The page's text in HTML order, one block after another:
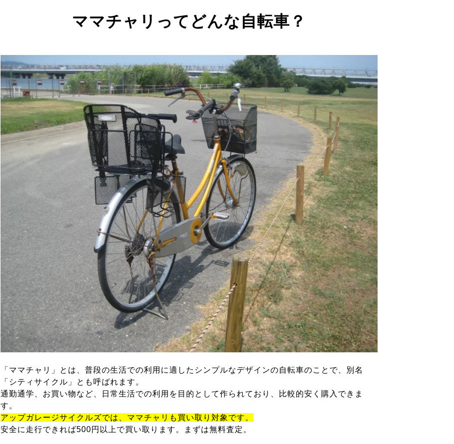
ママチャリってどんな自転車？
「ママチャリ」とは、普段の生活での利用に適したシンプルなデザインの自転車のことで、別名
「シティサイクル」とも呼ばれます。
通勤通学、お買い物など、日常生活での利用を目的として作られており、比較的安く購入できま
す。
アップガレージサイクルズでは、ママチャリも買い取り対象です。
安全に走行できれば500円以上で買い取ります。まずは無料査定。